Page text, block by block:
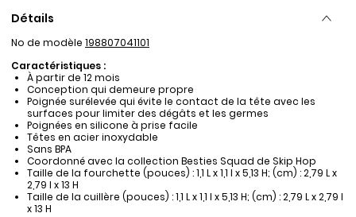
Détails
No de modèle 198807041101
Caractéristiques :
À partir de 12 mois
Conception qui demeure propre
Poignée surélevée qui évite le contact de la tête avec les
surfaces pour limiter des dégâts et les germes
Poignées en silicone à prise facile
Têtes en acier inoxydable
Sans BPA
Coordonné avec la collection Besties Squad de Skip Hop
Taille de la fourchette (pouces) : 1,1 L x 1,1 l x 5,13 H; (cm) : 2,79 L x
2,79 l x 13 H
Taille de la cuillère (pouces) : 1,1 L x 1,1 l x 5,13 H; (cm) : 2,79 L x 2,79 l
x 13 H